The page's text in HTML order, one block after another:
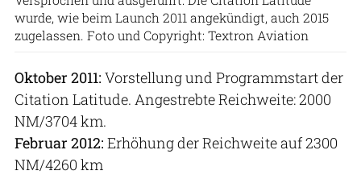
wurde, wie beim Launch 2011 angekündigt, auch 2015
zugelassen. Foto und Copyright: Textron Aviation
Oktober 2011: Vorstellung und Programmstart der
Citation Latitude. Angestrebte Reichweite: 2000
NM/3704 km.
Februar 2012: Erhöhung der Reichweite auf 2300
NM/4260 km